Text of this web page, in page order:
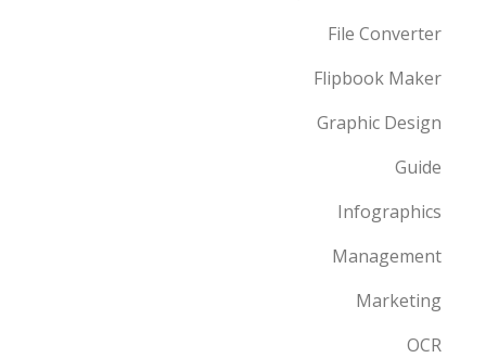
File Converter
Flipbook Maker
Graphic Design
Guide
Infographics
Management
Marketing
OCR